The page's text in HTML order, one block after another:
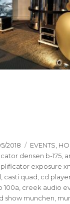
2018 Categorii
EVENTS,
densen b-175,
exposure
, casti quad, cd
100a, creek audio
show munchen,